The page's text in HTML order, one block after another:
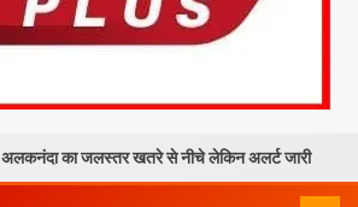
का जलस्तर खतरे से नीचे लेकिन अलर्ट जारी